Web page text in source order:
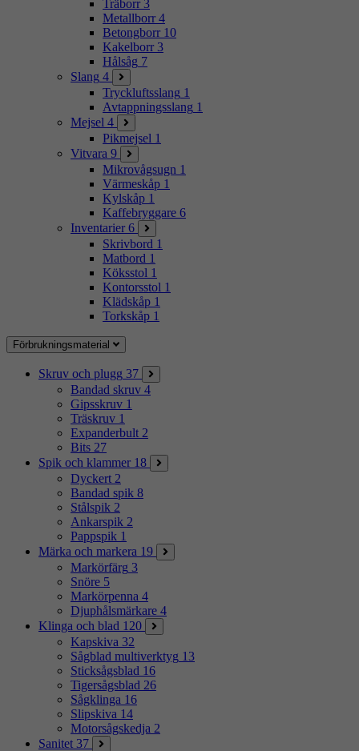
Träborr 3
Metallborr 4
Betongborr 10
Kakelborr 3
Hålsåg 7
Slang 4
Tryckluftsslang 1
Avtappningsslang 1
Mejsel 4
Pikmejsel 1
Vitvara 9
Mikrovågsugn 1
Värmeskåp 1
Kylskåp 1
Kaffebryggare 6
Inventarier 6
Skrivbord 1
Matbord 1
Köksstol 1
Kontorsstol 1
Klädskåp 1
Torkskåp 1
Förbrukningsmaterial
Skruv och plugg 37
Bandad skruv 4
Gipsskruv 1
Träskruv 1
Expanderbult 2
Bits 27
Spik och klammer 18
Dyckert 2
Bandad spik 8
Stålspik 2
Ankarspik 2
Pappspik 1
Märka och markera 19
Markörfärg 3
Snöre 5
Markörpenna 4
Djuphålsmärkare 4
Klinga och blad 120
Kapskiva 32
Sågblad multiverktyg 13
Sticksågsblad 16
Tigersågsblad 26
Sågklinga 16
Slipskiva 14
Motorsågskedja 2
Sanitet 37